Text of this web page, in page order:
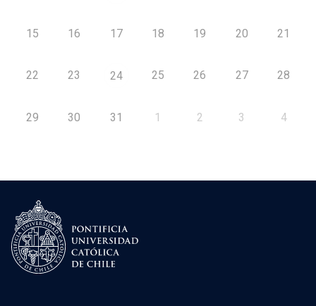
15 16 17 18 19 20 21
22 23 24 25 26 27 28
29 30 31 1 2 3 4